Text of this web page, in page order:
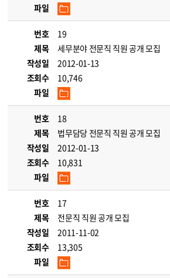
파일
번호
19
제목
세무분야 전문직 직원 공개 모집
작성일
2012-01-13
조회수
10,746
파일
번호
18
제목
법무담당 전문직 직원 공개 모집
작성일
2012-01-13
조회수
10,831
파일
번호
17
제목
전문직 직원 공개 모집
작성일
2011-11-02
조회수
13,305
파일